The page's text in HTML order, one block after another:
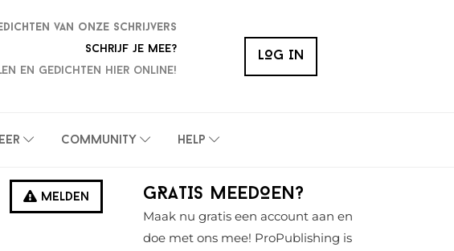
van onze schrijvers
Schrijf je mee?
en gedichten hier online!
LOG IN
Community Help
Melden
Primaire
Sidebar
GRATIS MEEDOEN?
Maak nu gratis een account aan en
doe met ons mee! ProPublishing is